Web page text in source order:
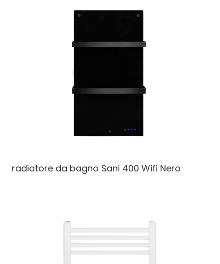
radiatore da bagno Sani 400 Wifi Nero